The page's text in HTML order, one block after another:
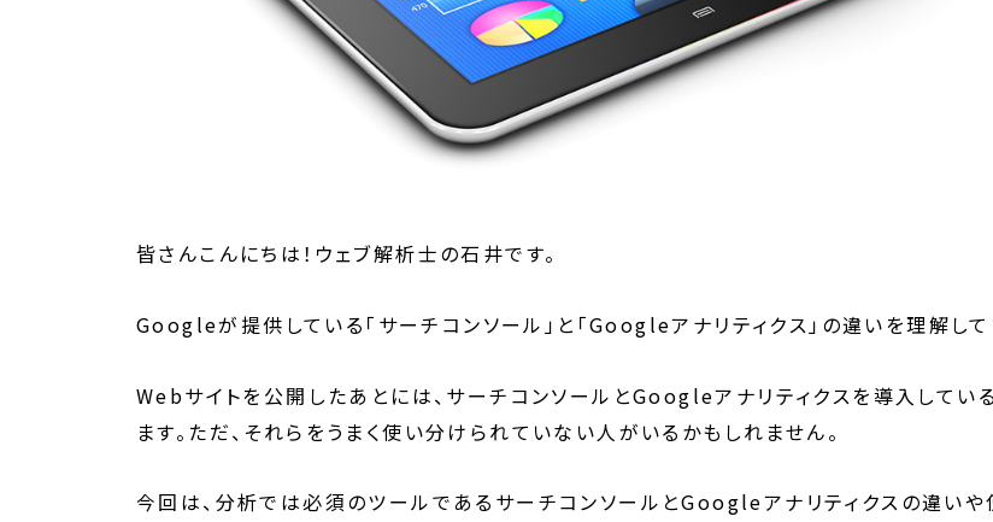
皆さんこんにちは！ウェブ解析士の石井です。
Googleが提供している「サーチコンソール」と「Googleアナリティクス」の違いを理解して
Webサイトを公開したあとには、サーチコンソールとGoogleアナリティクスを導入してい
ます。ただ、それらをうまく使い分けられていない人がいるかもしれません。
今回は、分析では必須のツールであるサーチコンソールとGoogleアナリティクスの違い